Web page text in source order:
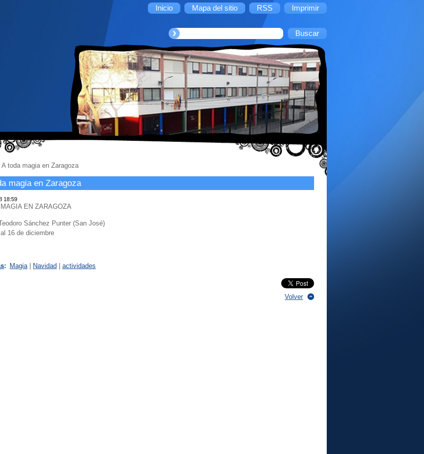
Inicio Mapa del sitio RSS Imprimir
A toda magia en Zaragoza
magia en Zaragoza
18:59
EN ZARAGOZA
Sánchez Punter (San José)
16 de diciembre
: Magia Navidad actividades
Volver